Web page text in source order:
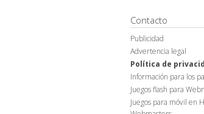
Contacto
Publicidad
Advertencia legal
Política de
Información para los
Juegos flash para
Juegos para móvil en